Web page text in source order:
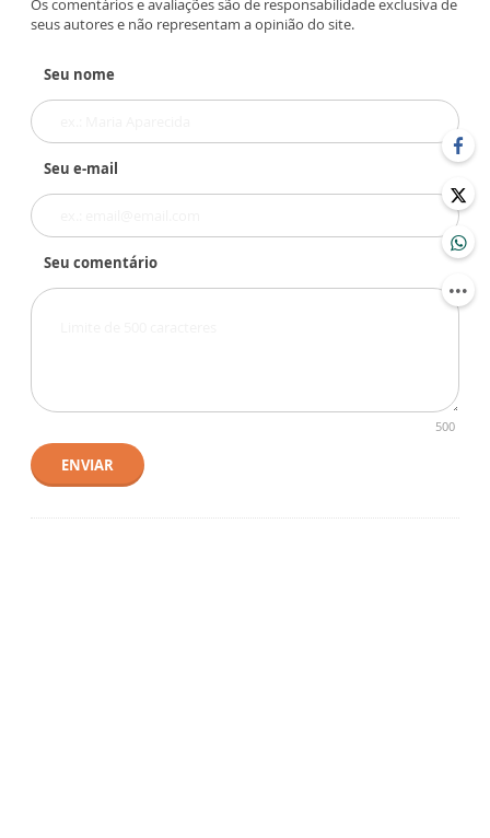
Os comentários e avaliações são de responsabilidade exclusiva de
seus autores e não representam a opinião do site.
Seu nome
Seu e-mail
Seu comentário
500
ENVIAR